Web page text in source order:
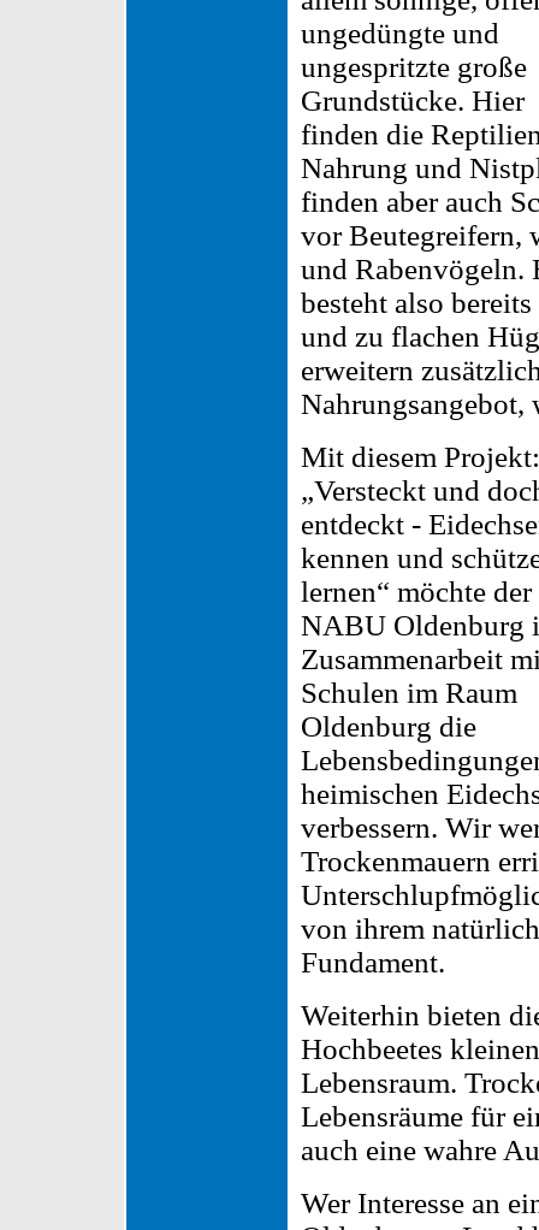
ungedüngte und
ungespritzte große
Grundstücke. Hier
finden die
Nahrung und
finden aber auch
vor Beutegreifern,
und Rabenvögeln.
besteht also
und zu flachen
erweitern
Nahrungsangebot,
Mit diesem Projekt:
„Versteckt und
entdeckt -
kennen und
lernen“ möchte der
NABU Oldenburg
Zusammenarbeit
Schulen im Raum
Oldenburg die
heimischen
verbessern. Wir
Trockenmauern
von ihrem
Fundament.
Weiterhin bieten
Hochbeetes
Lebensraum.
Lebensräume für
auch eine wahre
Wer Interesse an